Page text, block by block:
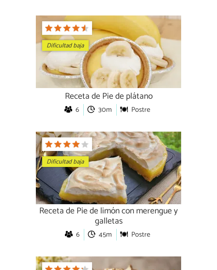
Dificultad baja
Receta de Pie de plátano
6 30m Postre
Dificultad baja
Receta de Pie de limón con merengue y
galletas
6 45m Postre